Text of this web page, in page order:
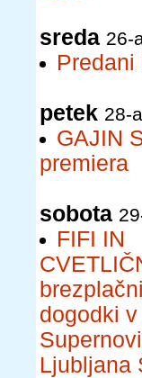
sreda 26-
Predani
petek 28-
GAJIN
premiera
sobota
FIFI IN
dogodki v
Supernovi
Ljubljana